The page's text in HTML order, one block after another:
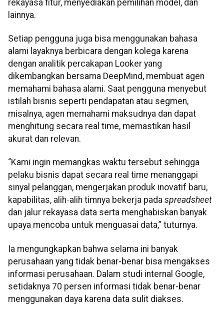
rekayasa fitur, menyediakan pemilihan model, dan
lainnya.
Setiap pengguna juga bisa menggunakan bahasa
alami layaknya berbicara dengan kolega karena
dengan analitik percakapan Looker yang
dikembangkan bersama DeepMind, membuat agen
memahami bahasa alami. Saat pengguna menyebut
istilah bisnis seperti pendapatan atau segmen,
misalnya, agen memahami maksudnya dan dapat
menghitung secara real time, memastikan hasil
akurat dan relevan.
“Kami ingin memangkas waktu tersebut sehingga
pelaku bisnis dapat secara real time menanggapi
sinyal pelanggan, mengerjakan produk inovatif baru,
kapabilitas, alih-alih timnya bekerja pada spreadsheet
dan jalur rekayasa data serta menghabiskan banyak
upaya mencoba untuk menguasai data,” tuturnya.
Ia mengungkapkan bahwa selama ini banyak
perusahaan yang tidak benar-benar bisa mengakses
informasi perusahaan. Dalam studi internal Google,
setidaknya 70 persen informasi tidak benar-benar
menggunakan daya karena data sulit diakses.